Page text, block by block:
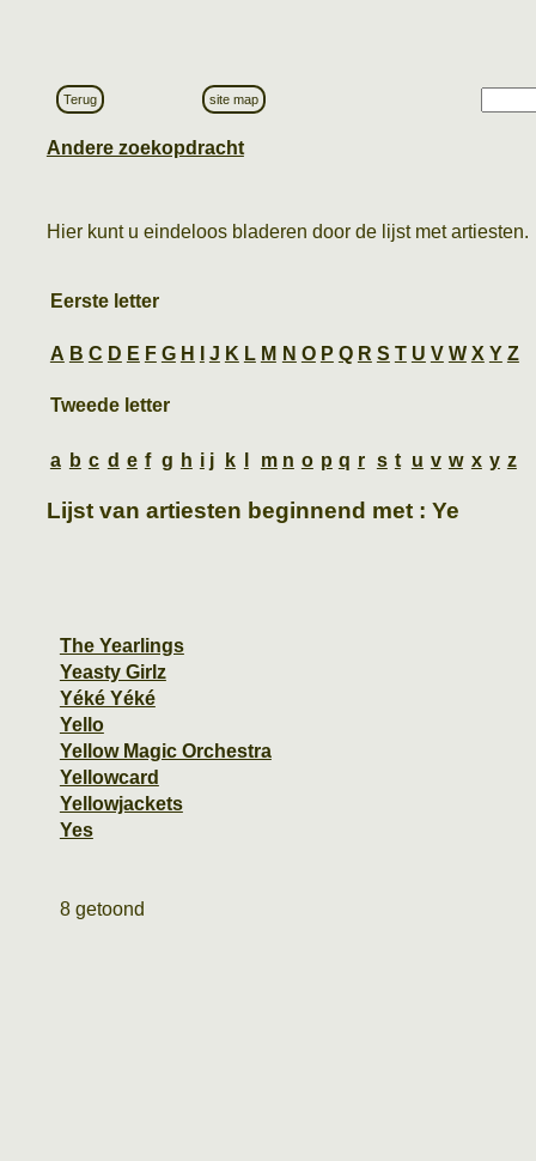
Terug site map
Andere zoekopdracht
Hier kunt u eindeloos bladeren door de lijst met artiesten.
Eerste letter
A B C D E F G H J K L M N O P Q R S T U V W X Y Z
Tweede letter
a b c d e f g h i j k m n o p q r s t u v w x y z
Lijst van artiesten beginnend met : Ye
The Yearlings
Yeasty Girlz
Yéké Yéké
Yello
Yellow Magic Orchestra
Yellowcard
Yellowjackets
Yes
8 getoond